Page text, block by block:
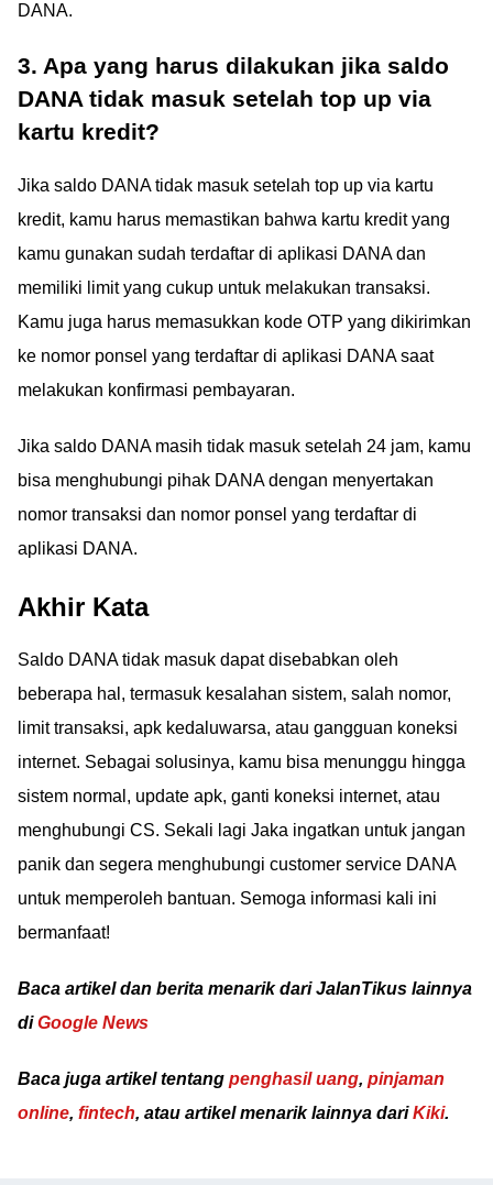
DANA.
3. Apa yang harus dilakukan jika saldo
DANA tidak masuk setelah top up via
kartu kredit?
Jika saldo DANA tidak masuk setelah top up via kartu
kredit, kamu harus memastikan bahwa kartu kredit yang
kamu gunakan sudah terdaftar di aplikasi DANA dan
memiliki limit yang cukup untuk melakukan transaksi.
Kamu juga harus memasukkan kode OTP yang dikirimkan
ke nomor ponsel yang terdaftar di aplikasi DANA saat
melakukan konfirmasi pembayaran.
Jika saldo DANA masih tidak masuk setelah 24 jam, kamu
bisa menghubungi pihak DANA dengan menyertakan
nomor transaksi dan nomor ponsel yang terdaftar di
aplikasi DANA.
Akhir Kata
Saldo DANA tidak masuk dapat disebabkan oleh
beberapa hal, termasuk kesalahan sistem, salah nomor,
limit transaksi, apk kedaluwarsa, atau gangguan koneksi
internet. Sebagai solusinya, kamu bisa menunggu hingga
sistem normal, update apk, ganti koneksi internet, atau
menghubungi CS. Sekali lagi Jaka ingatkan untuk jangan
panik dan segera menghubungi customer service DANA
untuk memperoleh bantuan. Semoga informasi kali ini
bermanfaat!
Baca artikel dan berita menarik dari JalanTikus lainnya
diGoogle News
Baca juga artikel tentang penghasil uang, pinjaman
online, fintech, atau artikel menarik lainnya dariKiki.